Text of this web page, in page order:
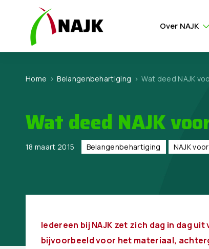
Over NAJK
Home > Belangen­behartiging > Wat deed NAJK
Wat deed NAJK
18 maart 2015 Belangen­behartiging NAJK
Iedereen bij NAJK zet zich dag in dag
bijvoorbeeld voor het materiaal,